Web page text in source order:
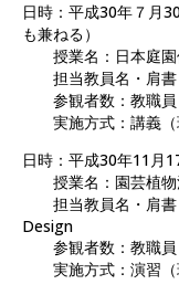
日時：平成30年７月
も兼ねる）
授業名：日本庭園
担当教員名・肩
参観者数：教職員
実施方式：講義（
日時：平成30年11月
授業名：園芸植物
担当教員名・肩
Design
参観者数：教職員
実施方式：演習（